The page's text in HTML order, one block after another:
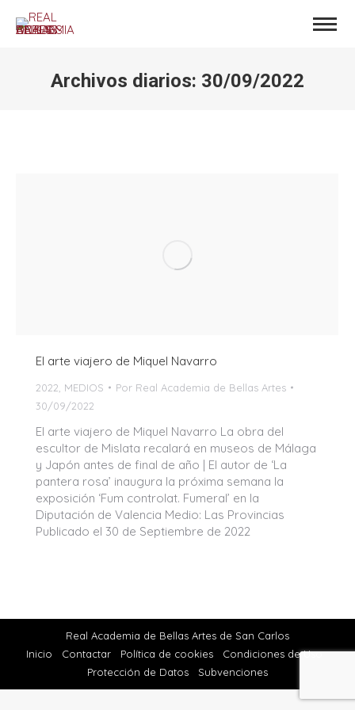
Archivos diarios: 30/09/2022
El arte viajero de Miquel Navarro
2022 MEDIOS Por Real Academia de Bellas Artes
30/09/2022
El arte viajero de Miquel Navarro La obra del
escultor de Mislata recalará en museos de Málaga
y Japón antes de final de año | El autor de ‘La
pantera rosa’ inaugura la próxima semana la
exposición ‘Fum controlat. Fumeral’ en la
Diputación de Valencia Medio: Las Provincias
Publicado el 30 de Septiembre de 2022
Real Academia de Bellas Artes de San Carlos
Inicio
Contactar Política de cookies
Condiciones de Uso
Protección de Datos
Subvenciones